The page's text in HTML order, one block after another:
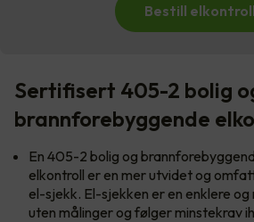
Bestill elkontroll
Sertifisert 405-2 bolig
brannforebyggende
En 405-2 bolig og
elkontroll er en mer utvidet og
el-sjekk. El-sjekken er en enklere og
uten målinger og følger minstekrav